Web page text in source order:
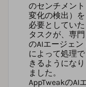
のセンチメント
変化の検出）を
必要としていた
タスクが、専門
のAIエージェン
によって処理で
きるようになり
ました。
AppTweakのAI